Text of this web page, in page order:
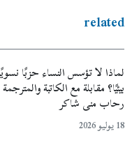
related
لماذا لا تؤسس النساء حزبًا نسويًا-
بيئيًا؟ مقابلة مع الكاتبة والمترجمة
رحاب منى شاكر
18 يوليو 2026